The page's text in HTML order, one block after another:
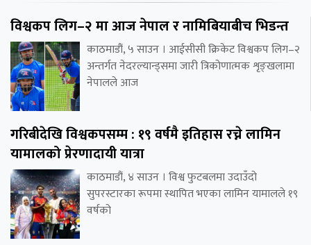
विश्वकप लिग–२ मा आज नेपाल र नामिबियाबीच भिडन्त
काठमाडौं, ५ साउन । आईसीसी क्रिकेट विश्वकप लिग–२
अन्तर्गत नेदरल्यान्ड्समा जारी त्रिकोणात्मक शृङ्खलामा
नेपालले आज
गरिबीदेखि विश्वकपसम्म : १९ वर्षमै इतिहास रच्ने लामिन
यामालको प्रेरणादायी यात्रा
काठमाडौं, ४ साउन । विश्व फुटबलमा उदाउँदो
सुपरस्टारका रूपमा स्थापित भएका लामिन यामालले १९
वर्षको